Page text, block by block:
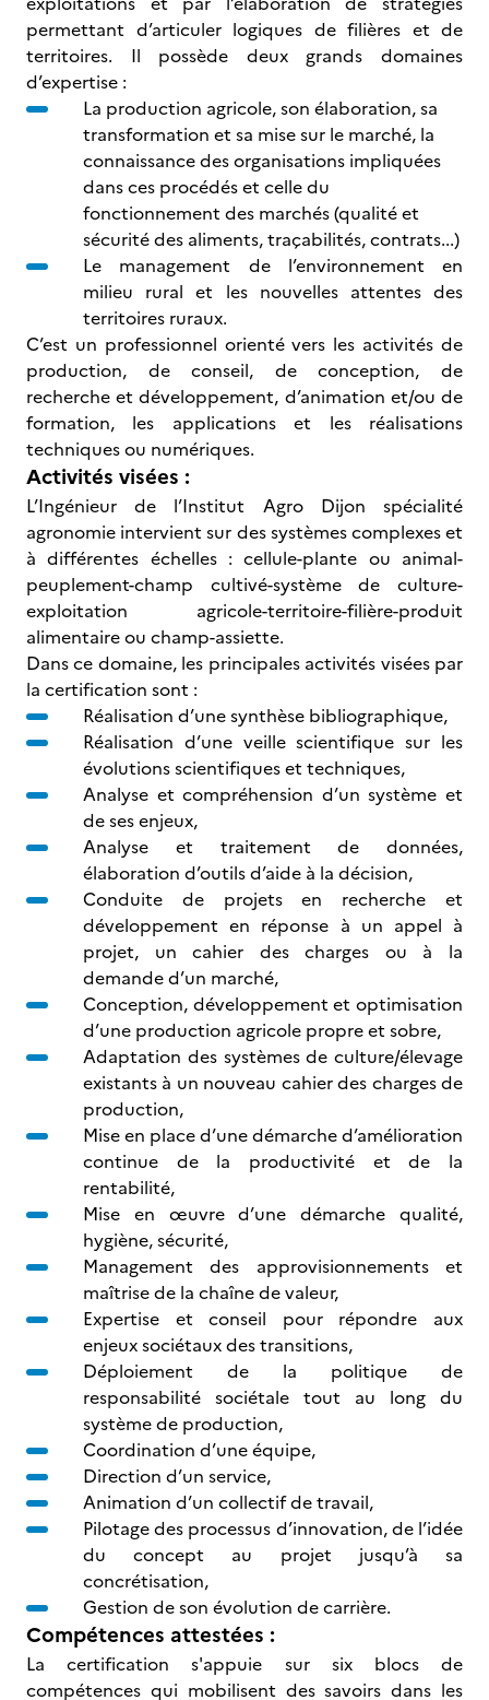
permettant d’articuler logiques de filières et de
territoires. Il possède deux grands domaines
d’expertise :
La production agricole, son élaboration, sa
transformation et sa mise sur le marché, la
connaissance des organisations impliquées
dans ces procédés et celle du
fonctionnement des marchés (qualité et
sécurité des aliments, traçabilités, contrats...)
Le management de l’environnement en
milieu rural et les nouvelles attentes des
territoires ruraux.
C’est un professionnel orienté vers les activités de
production, de conseil, de conception, de
recherche et développement, d’animation et/ou de
formation, les applications et les réalisations
techniques ou numériques.
Activités visées :
L’Ingénieur de l’Institut Agro Dijon spécialité
agronomie intervient sur des systèmes complexes et
à différentes échelles : cellule-plante ou animal-
peuplement-champ cultivé-système de culture-
exploitation agricole-territoire-filière-produit
alimentaire ou champ-assiette.
Dans ce domaine, les principales activités visées par
la certification sont :
Réalisation d’une synthèse bibliographique,
Réalisation d’une veille scientifique sur les
évolutions scientifiques et techniques,
Analyse et compréhension d’un système et
de ses enjeux,
Analyse et traitement de données,
élaboration d’outils d’aide à la décision,
Conduite de projets en recherche et
développement en réponse à un appel à
projet, un cahier des charges ou à la
demande d’un marché,
Conception, développement et optimisation
d’une production agricole propre et sobre,
Adaptation des systèmes de culture/élevage
existants à un nouveau cahier des charges de
production,
Mise en place d’une démarche d’amélioration
continue de la productivité et de la
rentabilité,
Mise en œuvre d’une démarche qualité,
hygiène, sécurité,
Management des approvisionnements et
maîtrise de la chaîne de valeur,
Expertise et conseil pour répondre aux
enjeux sociétaux des transitions,
Déploiement de la politique de
responsabilité sociétale tout au long du
système de production,
Coordination d’une équipe,
Direction d’un service,
Animation d’un collectif de travail,
Pilotage des processus d’innovation, de l’idée
du concept au projet jusqu’à sa
concrétisation,
Gestion de son évolution de carrière.
Compétences attestées :
La certification s'appuie sur six blocs de
compétences qui mobilisent des savoirs dans les